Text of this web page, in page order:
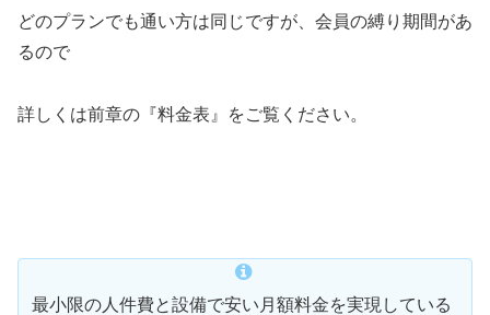
どのプランでも通い方は同じですが、会員の縛り期間があ
るので
詳しくは前章の『料金表』をご覧ください。
最小限の人件費と設備で安い月額料金を実現している